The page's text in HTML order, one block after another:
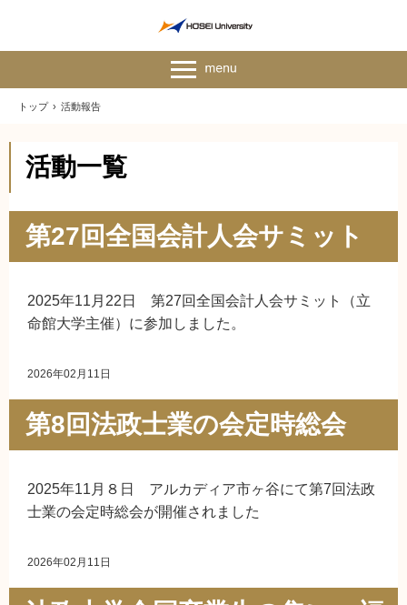
トップ › 活動報告
活動一覧
第27回全国会計人会サミット
2025年11月22日 第27回全国会計人会サミット（立
命館大学主催）に参加しました。
2026年02月11日
第8回法政士業の会定時総会
2025年11月８日 アルカディア市ヶ谷にて第7回法政
士業の会定時総会が開催されました
2026年02月11日